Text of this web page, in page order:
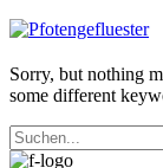
Sorry, but nothing
some different